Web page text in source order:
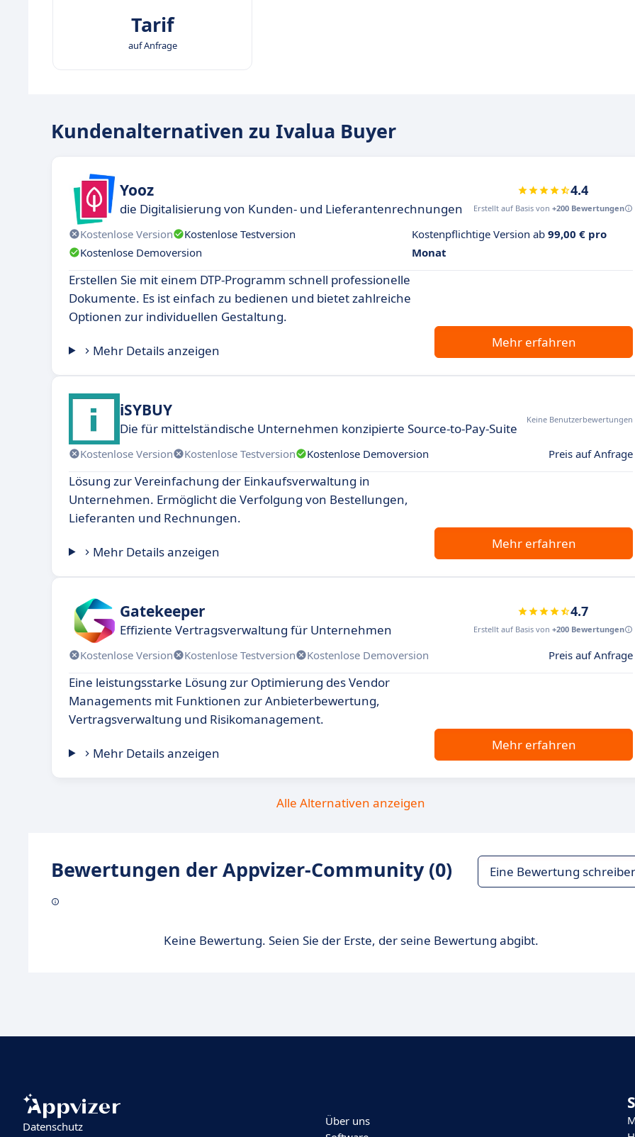
Tarif
auf Anfrage
Kundenalternativen zu Ivalua Buyer
Yooz
die Digitalisierung von Kunden- und Lieferantenrechnungen
4.4
Erstellt auf Basis von +200 Bewertungen
Kostenlose Version
Kostenlose Testversion
Kostenlose Demoversion
Kostenpflichtige Version ab 99,00 € pro
Monat
Erstellen Sie mit einem DTP-Programm schnell professionelle
Dokumente. Es ist einfach zu bedienen und bietet zahlreiche
Optionen zur individuellen Gestaltung.
Mehr Details anzeigen
Mehr erfahren
iSYBUY
Die für mittelständische Unternehmen konzipierte Source-to-Pay-Suite
Keine Benutzerbewertungen
Kostenlose Version Kostenlose Testversion Kostenlose Demoversion Preis auf Anfrage
Lösung zur Vereinfachung der Einkaufsverwaltung in
Unternehmen. Ermöglicht die Verfolgung von Bestellungen,
Lieferanten und Rechnungen.
Mehr Details anzeigen
Mehr erfahren
Gatekeeper
Effiziente Vertragsverwaltung für Unternehmen
4.7
Erstellt auf Basis von +200 Bewertungen
Kostenlose Version Kostenlose Testversion Kostenlose Demoversion Preis auf Anfrage
Eine leistungsstarke Lösung zur Optimierung des Vendor
Managements mit Funktionen zur Anbieterbewertung,
Vertragsverwaltung und Risikomanagement.
Mehr Details anzeigen
Mehr erfahren
Alle Alternativen anzeigen
Bewertungen der Appvizer-Community (0) Eine Bewertung
Keine Bewertung. Seien Sie der Erste, der seine Bewertung abgibt.
Datenschutz
Über uns